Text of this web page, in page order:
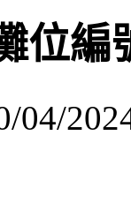
位編
04/